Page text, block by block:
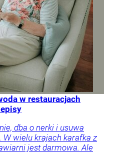
w restauracjach
dba o nerki i usuwa
W wielu krajach karafka z
jest darmowa. Ale